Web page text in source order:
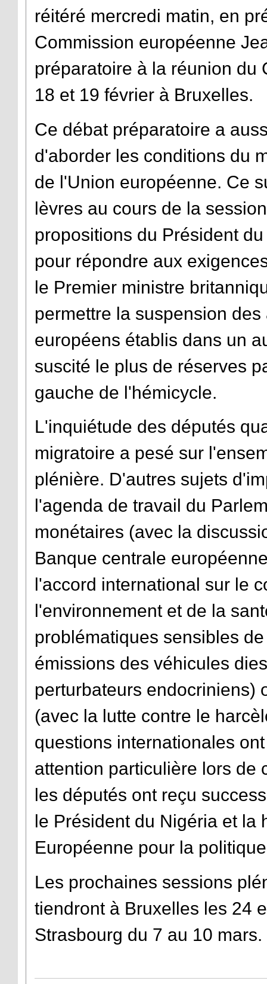
réitéré mercredi matin, en
Commission européenne
préparatoire à la réunion du
18 et 19 février à Bruxelles.
Ce débat préparatoire a
d'aborder les conditions du
de l'Union européenne. Ce
lèvres au cours de la
propositions du Président
pour répondre aux
le Premier ministre
permettre la suspension
européens établis dans un
suscité le plus de réserves
gauche de l'hémicycle.
L'inquiétude des députés
migratoire a pesé sur
plénière. D'autres sujets
l'agenda de travail du
monétaires (avec la
Banque centrale
l'accord international sur le
l'environnement et de la
problématiques sensibles
émissions des véhicules
perturbateurs endocriniens)
(avec la lutte contre le
questions internationales
attention particulière lors de
les députés ont reçu
le Président du Nigéria et
Européenne pour la
Les prochaines sessions
tiendront à Bruxelles les 24
Strasbourg du 7 au 10 mars.